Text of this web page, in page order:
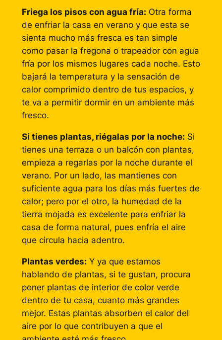
Friega los pisos con agua fría: Otra forma
de enfriar la casa en verano y que esta se
sienta mucho más fresca es tan simple
como pasar la fregona o trapeador con agua
fría por los mismos lugares cada noche. Esto
bajará la temperatura y la sensación de
calor comprimido dentro de tus espacios, y
te va a permitir dormir en un ambiente más
fresco.
Si tienes plantas, riégalas por la noche: Si
tienes una terraza o un balcón con plantas,
empieza a regarlas por la noche durante el
verano. Por un lado, las mantienes con
suficiente agua para los días más fuertes de
calor; pero por el otro, la humedad de la
tierra mojada es excelente para enfriar la
casa de forma natural, pues enfría el aire
que circula hacia adentro.
Plantas verdes: Y ya que estamos
hablando de plantas, si te gustan, procura
poner plantas de interior de color verde
dentro de tu casa, cuanto más grandes
mejor. Estas plantas absorben el calor del
aire por lo que contribuyen a que el